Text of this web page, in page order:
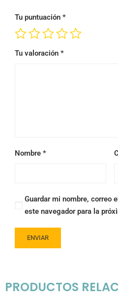
Tu puntuación *
Tu valoración *
Nombre *
Guardar mi nombre, correo
este navegador para la
PRODUCTOS